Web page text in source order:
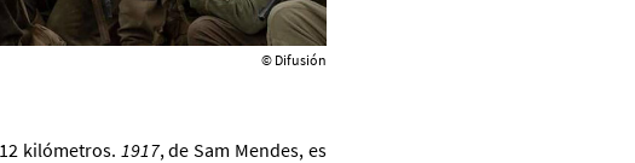
© Difusión
kilómetros. 1917, de Sam Mendes, es